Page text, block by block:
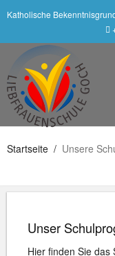
Katholische
Startseite Unsere
Unser
Hier finden Sie